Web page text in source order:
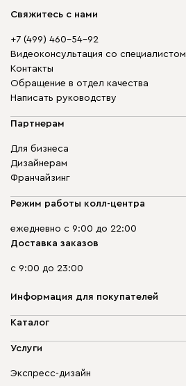
Свяжитесь с нами
+7 (499) 460-54-92
Видеоконсультация со специалистом
Контакты
Обращение в отдел качества
Написать руководству
Партнерам
Для бизнеса
Дизайнерам
Франчайзинг
Режим работы колл-центра
ежедневно с 9:00 до 22:00
Доставка заказов
с 9:00 до 23:00
Информация для покупателей
О компании
Доставка и оплата
диван.клуб
Каталог
Мягкая мебель
Бескаркасная мебель
Услуги
Экспресс-дизайн